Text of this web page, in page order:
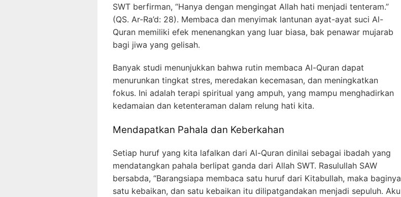
SWT berfirman, “Hanya dengan mengingat Allah hati menjadi tenteram.”
(QS. Ar-Ra’d: 28). Membaca dan menyimak lantunan ayat-ayat suci Al-
Quran memiliki efek menenangkan yang luar biasa, bak penawar mujarab
bagi jiwa yang gelisah.
Banyak studi menunjukkan bahwa rutin membaca Al-Quran dapat
menurunkan tingkat stres, meredakan kecemasan, dan meningkatkan
fokus. Ini adalah terapi spiritual yang ampuh, yang mampu menghadirkan
kedamaian dan ketenteraman dalam relung hati kita.
Mendapatkan Pahala dan Keberkahan
Setiap huruf yang kita lafalkan dari Al-Quran dinilai sebagai ibadah yang
mendatangkan pahala berlipat ganda dari Allah SWT. Rasulullah SAW
bersabda, “Barangsiapa membaca satu huruf dari Kitabullah, maka baginya
satu kebaikan, dan satu kebaikan itu dilipatgandakan menjadi sepuluh. Aku